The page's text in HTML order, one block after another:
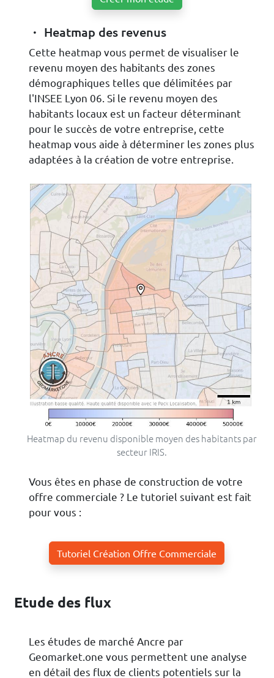
Heatmap des revenus
Cette heatmap vous permet de visualiser le
revenu moyen des habitants des zones
démographiques telles que délimitées par
l'INSEE Lyon 06. Si le revenu moyen des
habitants locaux est un facteur déterminant
pour le succès de votre entreprise, cette
heatmap vous aide à déterminer les zones plus
adaptées à la création de votre entreprise.
Heatmap du revenu disponible moyen des habitants par
secteur IRIS.
Vous êtes en phase de construction de votre
offre commerciale ? Le tutoriel suivant est fait
pour vous :
Tutoriel Création Offre Commerciale
Etude des flux
Les études de marché Ancre par
Geomarket.one vous permettent une analyse
en détail des flux de clients potentiels sur la